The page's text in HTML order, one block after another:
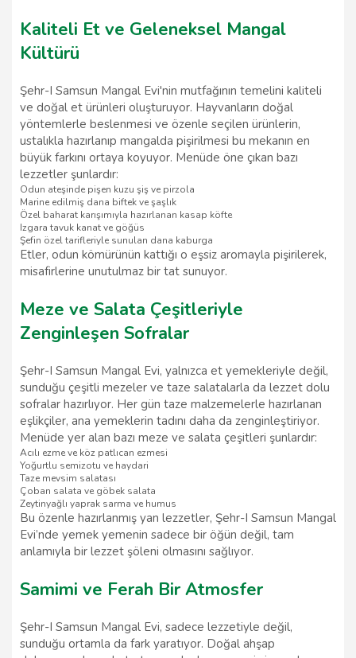
Kaliteli Et ve Geleneksel Mangal
Kültürü
Şehr-I Samsun Mangal Evi'nin mutfağının temelini kaliteli
ve doğal et ürünleri oluşturuyor. Hayvanların doğal
yöntemlerle beslenmesi ve özenle seçilen ürünlerin,
ustalıkla hazırlanıp mangalda pişirilmesi bu mekanın en
büyük farkını ortaya koyuyor. Menüde öne çıkan bazı
lezzetler şunlardır:
Odun ateşinde pişen kuzu şiş ve pirzola
Marine edilmiş dana biftek ve şaşlık
Özel baharat karışımıyla hazırlanan kasap köfte
Izgara tavuk kanat ve göğüs
Şefin özel tarifleriyle sunulan dana kaburga
Etler, odun kömürünün kattığı o eşsiz aromayla pişirilerek,
misafirlerine unutulmaz bir tat sunuyor.
Meze ve Salata Çeşitleriyle
Zenginleşen Sofralar
Şehr-I Samsun Mangal Evi, yalnızca et yemekleriyle değil,
sunduğu çeşitli mezeler ve taze salatalarla da lezzet dolu
sofralar hazırlıyor. Her gün taze malzemelerle hazırlanan
eşlikçiler, ana yemeklerin tadını daha da zenginleştiriyor.
Menüde yer alan bazı meze ve salata çeşitleri şunlardır:
Acılı ezme ve köz patlıcan ezmesi
Yoğurtlu semizotu ve haydari
Taze mevsim salatası
Çoban salata ve göbek salata
Zeytinyağlı yaprak sarma ve humus
Bu özenle hazırlanmış yan lezzetler, Şehr-I Samsun Mangal
Evi’nde yemek yemenin sadece bir öğün değil, tam
anlamıyla bir lezzet şöleni olmasını sağlıyor.
Samimi ve Ferah Bir Atmosfer
Şehr-I Samsun Mangal Evi, sadece lezzetiyle değil,
sunduğu ortamla da fark yaratıyor. Doğal ahşap